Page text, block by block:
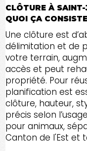
CLÔTURE À
QUOI ÇA
Une clôture est
délimitation et de
votre terrain,
accès et peut
propriété. Pour
planification est
clôture, hauteur,
précis selon
pour animaux,
Canton de l'Est et